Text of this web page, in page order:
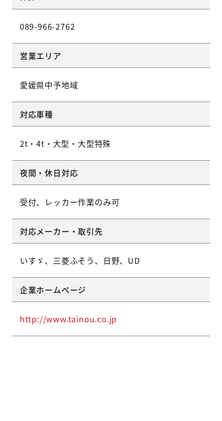
089-966-2762
営業エリア
愛媛県中予地域
対応車種
2t・4t・大型・大型特殊
夜間・休日対応
受付、レッカー作業のみ可
対応メーカー・取引先
いすゞ、三菱ふそう、日野、UD
企業ホームページ
http://www.tainou.co.jp